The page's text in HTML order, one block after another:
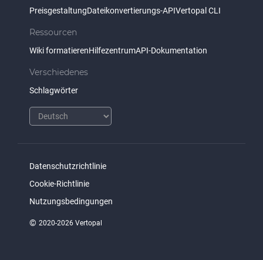
PreisgestaltungDateikonvertierungs-APIVertopal CLI
Ressourcen
Wiki formatierenHilfezentrumAPI-Dokumentation
Verschiedenes
Schlagwörter
Datenschutzrichtlinie
Cookie-Richtlinie
Nutzungsbedingungen
© 2020-2026 Vertopal